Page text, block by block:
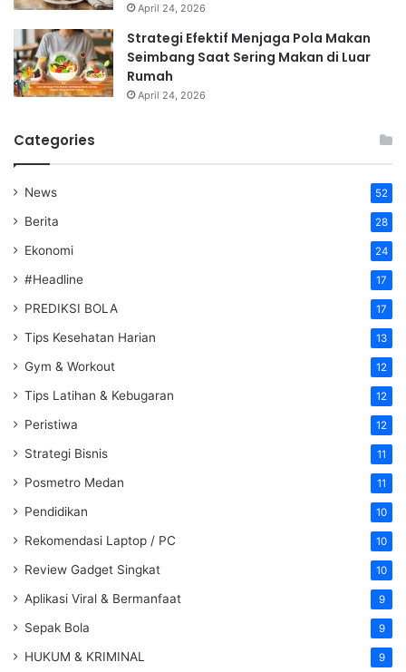
April 24, 2026
Strategi Efektif Menjaga Pola Makan
Seimbang Saat Sering Makan di Luar
Rumah
April 24, 2026
Categories
News 52
Berita 28
Ekonomi 24
#Headline 17
PREDIKSI BOLA 17
Tips Kesehatan Harian 13
Gym & Workout 12
Tips Latihan & Kebugaran 12
Peristiwa 12
Strategi Bisnis 11
Posmetro Medan 11
Pendidikan 10
Rekomendasi Laptop / PC 10
Review Gadget Singkat 10
Aplikasi Viral & Bermanfaat 9
Sepak Bola 9
HUKUM & KRIMINAL 9